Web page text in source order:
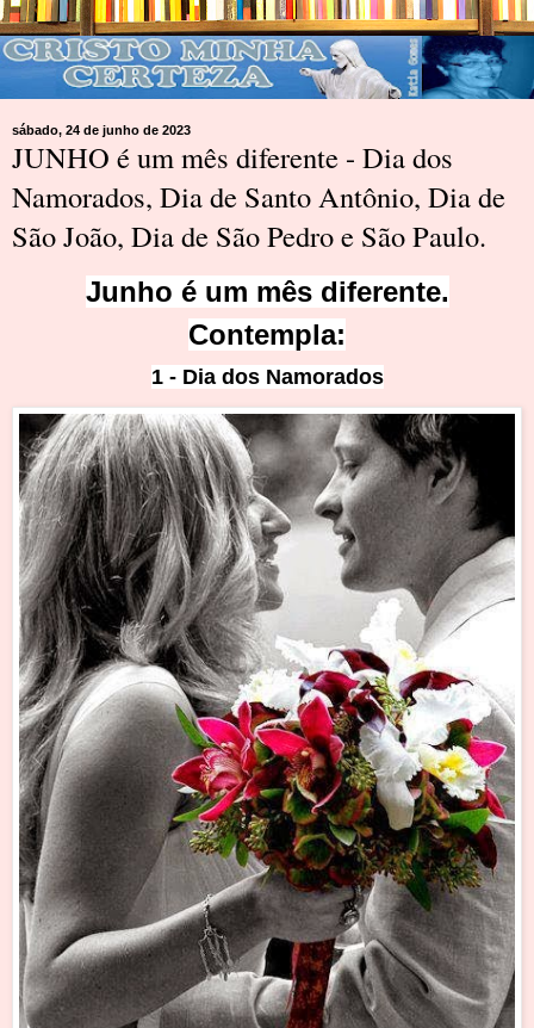
sábado, 24 de junho de 2023
JUNHO é um mês diferente - Dia dos
Namorados, Dia de Santo Antônio, Dia de
São João, Dia de São Pedro e São Paulo.
Junho é um mês diferente.
Contempla:
1 - Dia dos Namorados